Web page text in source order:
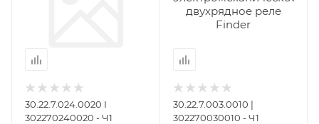
30.22.7.024.0020 I
302270240020 - Ч1
30.22.7.003.0010 |
302270030010 - Ч1